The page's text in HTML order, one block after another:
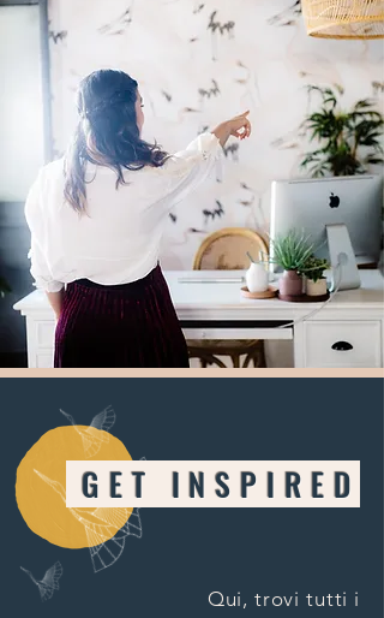
GET INSPIRED
Qui, trovi tutti i